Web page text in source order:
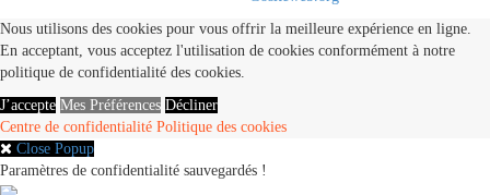
Nous utilisons des cookies pour vous offrir la meilleure expérience en ligne.
En acceptant, vous acceptez l'utilisation de cookies conformément à notre
politique de confidentialité des cookies.
J’accepte Mes Préférences Décliner
Centre de confidentialité Politique des cookies
Close Popup
Paramètres de confidentialité sauvegardés !